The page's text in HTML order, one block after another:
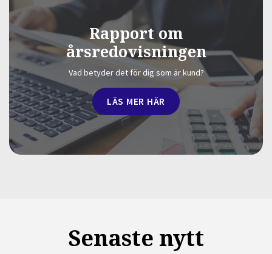
Rapport om
årsredovisningen
Vad betyder det för dig som är kund?
LÄS MER HÄR
Senaste nytt